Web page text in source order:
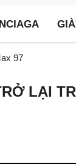
97
LẠI